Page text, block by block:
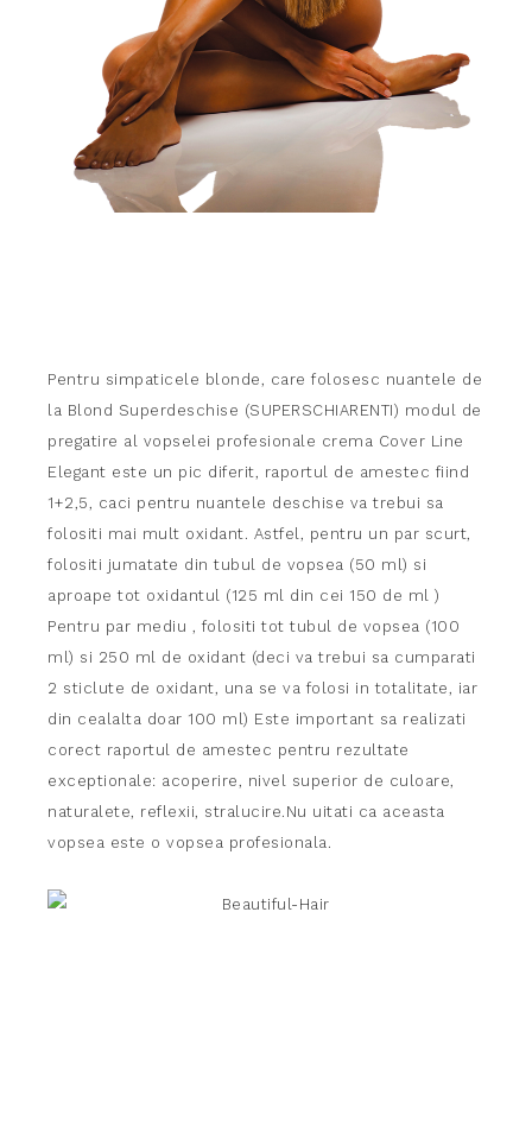
Pentru simpaticele blonde, care folosesc nuantele de
la Blond Superdeschise (SUPERSCHIARENTI) modul de
pregatire al vopselei profesionale crema Cover Line
Elegant este un pic diferit, raportul de amestec fiind
1+2,5, caci pentru nuantele deschise va trebui sa
folositi mai mult oxidant. Astfel, pentru un par scurt,
folositi jumatate din tubul de vopsea (50 ml) si
aproape tot oxidantul (125 ml din cei 150 de ml )
Pentru par mediu , folositi tot tubul de vopsea (100
ml) si 250 ml de oxidant (deci va trebui sa cumparati
2 sticlute de oxidant, una se va folosi in totalitate, iar
din cealalta doar 100 ml) Este important sa realizati
corect raportul de amestec pentru rezultate
exceptionale: acoperire, nivel superior de culoare,
naturalete, reflexii, stralucire.Nu uitati ca aceasta
vopsea este o vopsea profesionala.